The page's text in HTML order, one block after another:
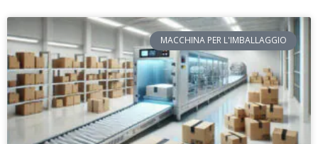
MACCHINA PER L'IMBALLAGGIO